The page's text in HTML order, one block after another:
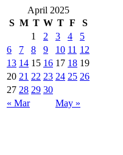
April 2025
S M T W T F S
« Mar May »
1 2 3 4
5
6
7 8 9 10 11 12
13 14 15 16 17 18 19
20 21 22 23 24 25 26
27 28 29 30